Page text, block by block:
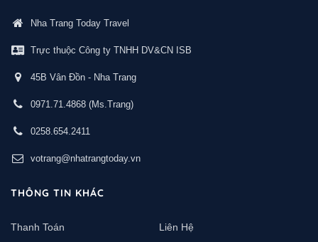
Nha Trang Today Travel
Trực thuộc Công ty TNHH DV&CN ISB
45B Vân Đồn - Nha Trang
0971.71.4868 (Ms.Trang)
0258.654.2411
votrang@nhatrangtoday.vn
THÔNG TIN KHÁC
Thanh Toán Liên Hệ